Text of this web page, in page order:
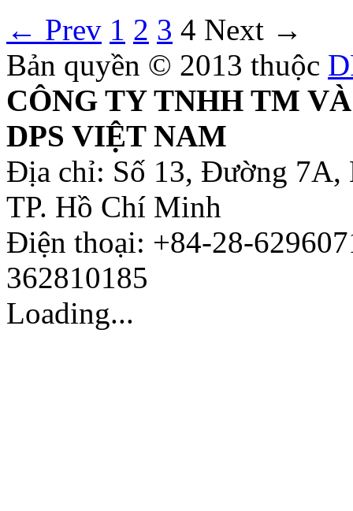
← Prev 1 2 3 4 Next →
Bản quyền © 2013 thuộc
CÔNG TY TNHH TM
DPS VIỆT NAM
Địa chỉ: Số 13, Đường 7A,
TP. Hồ Chí Minh
Điện thoại: +84-28-
362810185
Loading...